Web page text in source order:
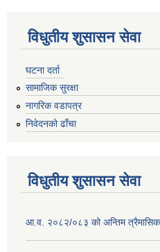
विधुतीय शुसासन सेवा
घटना दर्ता
सामाजिक सुरक्षा
नागरिक वडापत्र
निवेदनको ढाँचा
विधुतीय शुसासन सेवा
आ.व. २०८२/०८३ को अन्तिम त्रैमासिक